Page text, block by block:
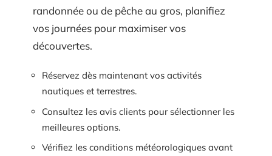
randonnée ou de pêche au gros, planifiez
vos journées pour maximiser vos
découvertes.
Réservez dès maintenant vos activités
nautiques et terrestres.
Consultez les avis clients pour sélectionner les
meilleures options.
Vérifiez les conditions météorologiques avant